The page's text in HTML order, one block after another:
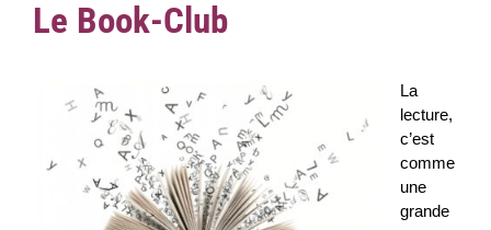
Le Book-Club
La
lecture,
c’est
comme
une
grande